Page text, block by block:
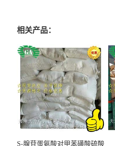
相关产品：
S-腺苷蛋氨酸对甲苯磺酸硫酸